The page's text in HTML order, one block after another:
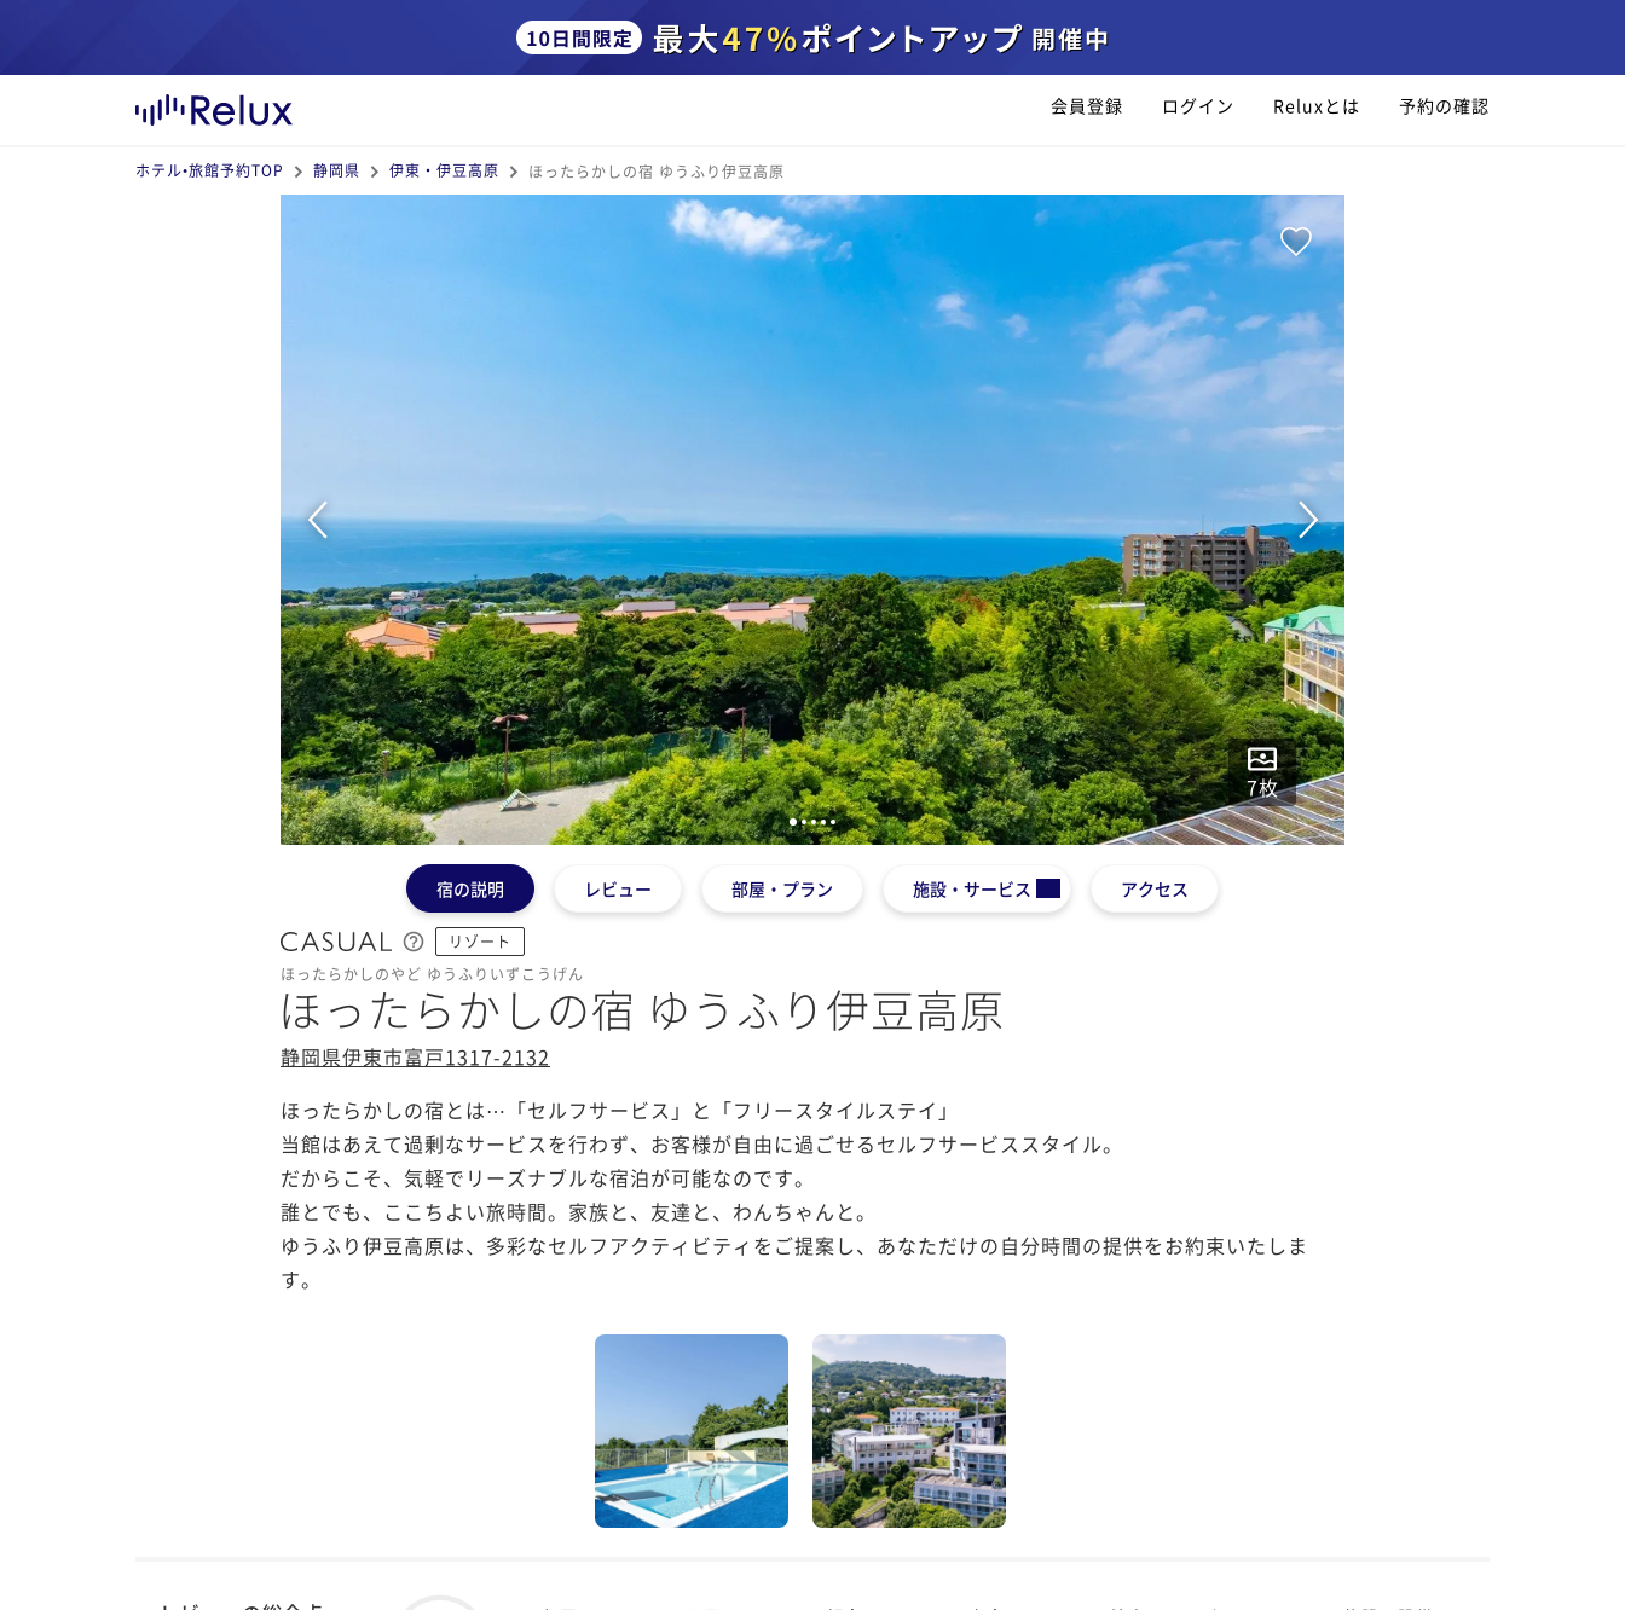
会員登録 ログイン Reluxとは 予約の確認
ホテル•旅館予約TOP 静岡県 伊東・伊豆高原 ほったらかしの宿 ゆうふり伊豆高原
7枚
1 2345
宿の説明 レビュー 部屋・プラン 施設・サービス アクセス
リゾート
ほったらかしのやど ゆうふりいずこうげん
ほったらかしの宿 ゆうふり伊豆高原
静岡県伊東市富戸1317-2132
ほったらかしの宿とは⋯「セルフサービス」と「フリースタイルステイ」
当館はあえて過剰なサービスを行わず、お客様が自由に過ごせるセルフサービススタイル。
だからこそ、気軽でリーズナブルな宿泊が可能なのです。
誰とでも、ここちよい旅時間。家族と、友達と、わんちゃんと。
ゆうふり伊豆高原は、多彩なセルフアクティビティをご提案し、あなただけの自分時間の提供をお約束いたしま
す。